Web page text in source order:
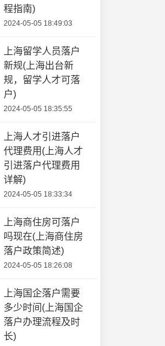
程指南)
2024-05-05 18:49:03
上海留学人员落户
新规(上海出台新
规，留学人才可落
户)
2024-05-05 18:35:55
上海人才引进落户
代理费用(上海人才
引进落户代理费用
详解)
2024-05-05 18:33:34
上海商住房可落户
吗现在(上海商住房
落户政策简述)
2024-05-05 18:26:08
上海国企落户需要
多少时间(上海国企
落户办理流程及时
长)